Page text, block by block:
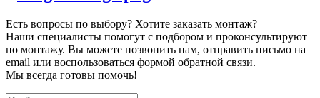
Есть вопросы по выбору? Хотите заказать монтаж?
Наши специалисты помогут с подбором и проконсультируют
по монтажу. Вы можете позвонить нам, отправить письмо на
email или воспользоваться формой обратной связи.
Мы всегда готовы помочь!